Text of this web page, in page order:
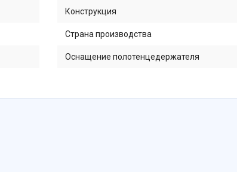
Конструкция
Страна производства
Оснащение полотенцедержателя